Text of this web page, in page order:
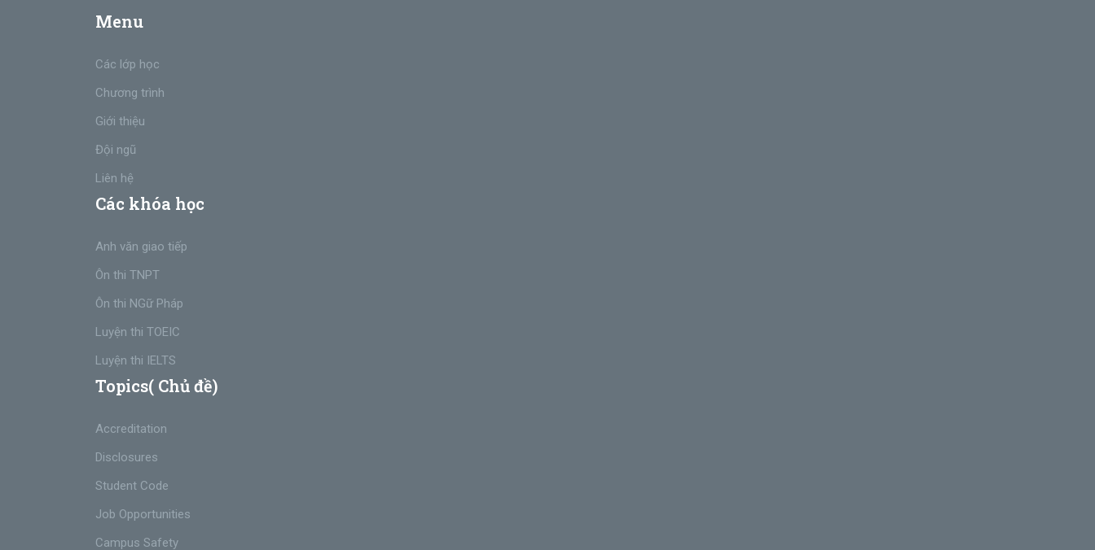
Menu
Các lớp học
Chương trình
Giới thiệu
Đội ngũ
Liên hệ
Các khóa học
Anh văn giao tiếp
Ôn thi TNPT
Ôn thi NGữ Pháp
Luyện thi TOEIC
Luyện thi IELTS
Topics( Chủ đề)
Accreditation
Disclosures
Student Code
Job Opportunities
Campus Safety